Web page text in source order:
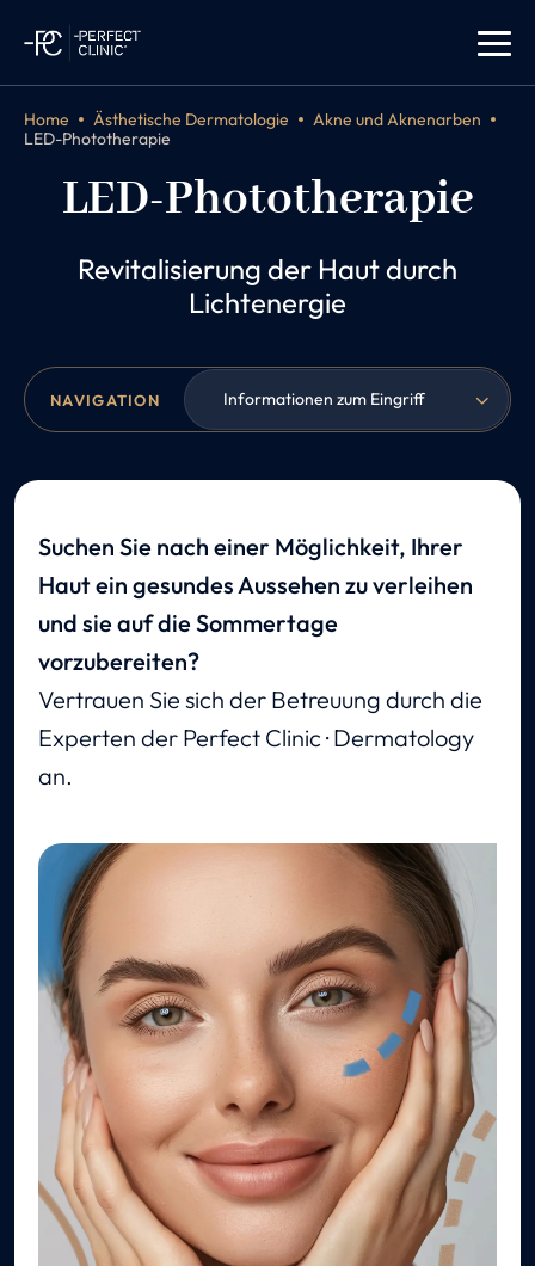
Home Ästhetische Dermatologie
Akne und Aknenarben
LED-Phototherapie
LED-Phototherapie
Revitalisierung der Haut durch
Lichtenergie
NAVIGATION Informationen zum Eingriff
Suchen Sie nach einer Möglichkeit, Ihrer
Haut ein gesundes Aussehen zu verleihen
und sie auf die Sommertage
vorzubereiten?
Vertrauen Sie sich der Betreuung durch die
Experten der Perfect Clinic · Dermatology
an.